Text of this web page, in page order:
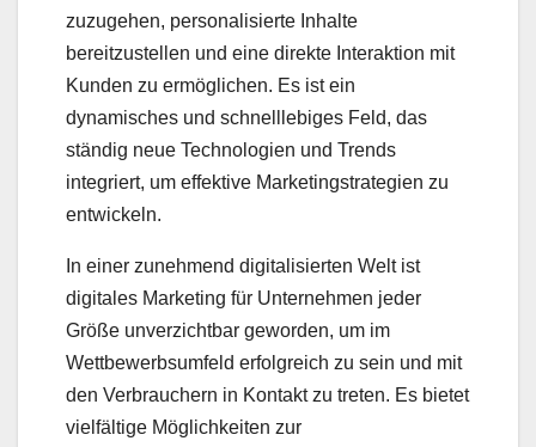
zuzugehen, personalisierte Inhalte
bereitzustellen und eine direkte Interaktion mit
Kunden zu ermöglichen. Es ist ein
dynamisches und schnelllebiges Feld, das
ständig neue Technologien und Trends
integriert, um effektive Marketingstrategien zu
entwickeln.
In einer zunehmend digitalisierten Welt ist
digitales Marketing für Unternehmen jeder
Größe unverzichtbar geworden, um im
Wettbewerbsumfeld erfolgreich zu sein und mit
den Verbrauchern in Kontakt zu treten. Es bietet
vielfältige Möglichkeiten zur